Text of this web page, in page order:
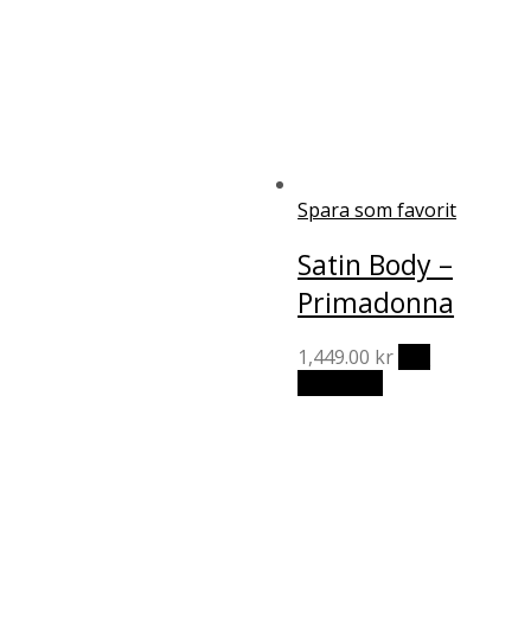
Spara som favorit
Satin Body –
Primadonna
1,449.00 kr